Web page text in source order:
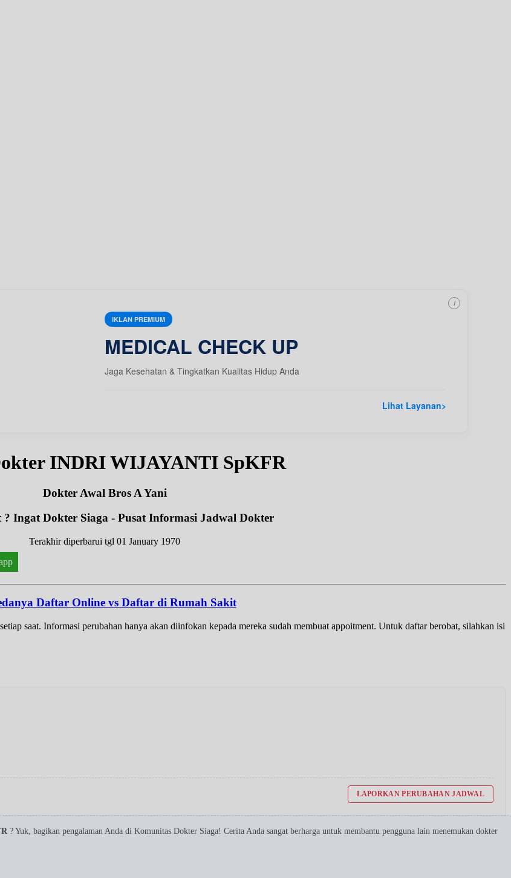
IKLAN PREMIUM
MEDICAL CHECK UP
Jaga Kesehatan & Tingkatkan Kualitas Hidup Anda
Lihat Layanan>
i
INDRI WIJAYANTI SpKFR
Dokter Awal Bros A Yani
Ingat Dokter Siaga - Pusat Informasi Jadwal Dokter
Terakhir diperbarui tgl 01 January 1970
Daftar Online vs Daftar di Rumah Sakit
saat. Informasi perubahan hanya akan diinfokan kepada mereka sudah membuat appoitment. Untuk daftar berobat, silahkan isi
LAPORKAN PERUBAHAN JADWAL
? Yuk, bagikan pengalaman Anda di Komunitas Dokter Siaga! Cerita Anda sangat berharga untuk membantu pengguna lain menemukan dokter